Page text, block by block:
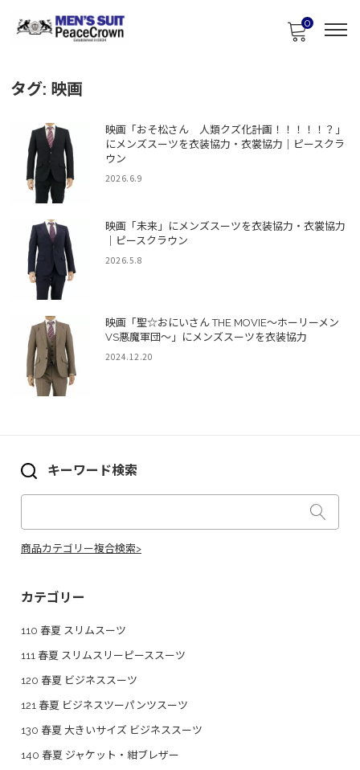
0
タグ: 映画
映画「おそ松さん 人類クズ化計画！！！！！？」
にメンズスーツを衣装協力・衣裳協力｜ピースクラ
ウン
2026.6.9
映画「未来」にメンズスーツを衣装協力・衣裳協力
｜ピースクラウン
2026.5.8
映画「聖☆おにいさん THE MOVIE～ホーリーメン
VS悪魔軍団～」にメンズスーツを衣装協力
2024.12.20
キーワード検索
商品カテゴリー複合検索>
カテゴリー
110 春夏 スリムスーツ
111 春夏 スリムスリーピーススーツ
120 春夏 ビジネススーツ
121 春夏 ビジネスツーパンツスーツ
130 春夏 大きいサイズ ビジネススーツ
140 春夏 ジャケット・紺ブレザー